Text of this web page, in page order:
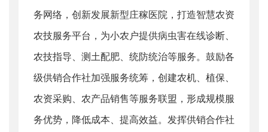
务网络，创新发展新型庄稼医院，打造智慧农资
农技服务平台，为小农户提供病虫害在线诊断、
农技指导、测土配肥、统防统治等服务。鼓励各
级供销合作社加强服务统筹，创建农机、植保、
农资采购、农产品销售等服务联盟，形成规模服
务优势，降低成本、提高效益。发挥供销合作社